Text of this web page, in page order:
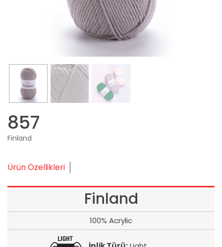
857
Finland
Ürün Özellikleri
Finland
100% Acrylic